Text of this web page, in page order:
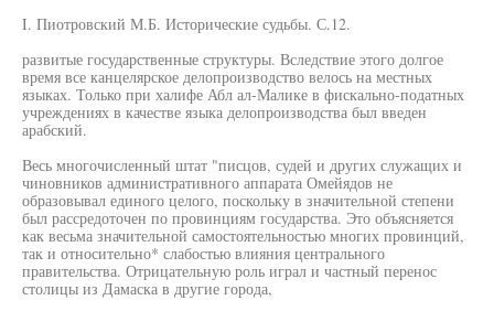
I. Пиотровский М.Б. Исторические судьбы. С.12.
развитые государственные структуры. Вследствие этого долгое
время все канцелярское делопроизводство велось на местных
языках. Только при халифе Абл ал-Малике в фискально-податных
учреждениях в качестве языка делопроизводства был введен
арабский.
Весь многочисленный штат "писцов, судей и других служащих и
чиновников административного аппарата Омейядов не
образовывал единого целого, поскольку в значительной степени
был рассредоточен по провинциям государства. Это объясняется
как весьма значительной самостоятельностью многих провинций,
так и относительно* слабостью влияния центрального
правительства. Отрицательную роль играл и частный перенос
столицы из Дамаска в другие города,